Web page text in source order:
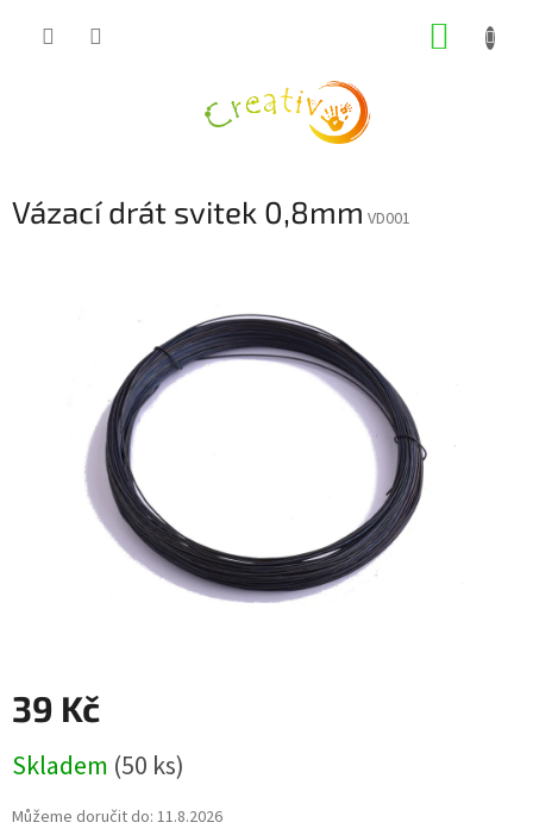
Vázací drát svitek 0,8mm VD001
39 Kč
cena:
Skladem (50 ks)
Můžeme doručit do: 11.8.2026